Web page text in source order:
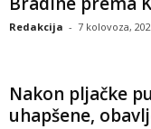
Redakcija - 7 kolovoza,
Nakon pljačke
uhapšene,